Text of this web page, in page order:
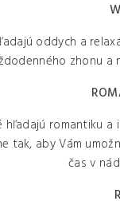
oddych a
zhonu a
hľadajú romantiku a
tak, aby Vám
čas v